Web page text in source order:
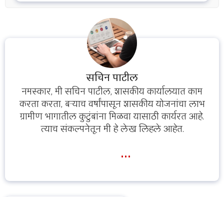
सचिन पाटील
नमस्कार, मी सचिन पाटील, शासकीय कार्यालयात काम
करता करता, बऱ्याच वर्षांपासून शासकीय योजनांचा लाभ
ग्रामीण भागातील कुटुंबांना मिळवा यासाठी कार्यरत आहे.
त्याच संकल्पनेतून मी हे लेख लिहले आहेत.
...